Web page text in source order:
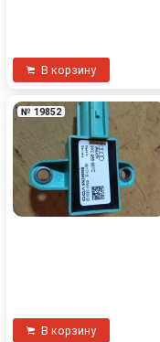
В корзину
№ 19852
В корзину